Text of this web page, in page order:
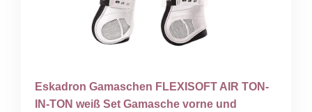
Eskadron Gamaschen FLEXISOFT AIR TON-
IN-TON weiß Set Gamasche vorne und